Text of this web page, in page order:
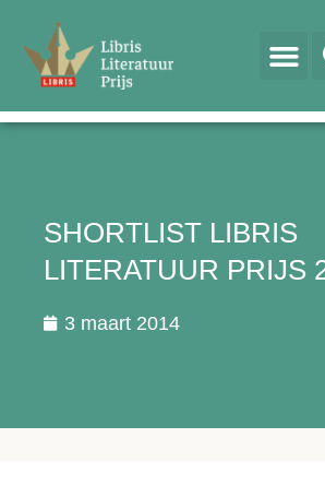
SHORTLIST LIBRIS
LITERATUUR PRIJS
3 maart 2014